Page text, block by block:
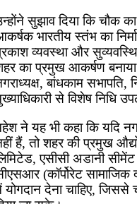
सुझाव दिया कि चौक
भारतीय स्तंभ का
व्यवस्था और
का प्रमुख आकर्षण
बांधकाम सभापति,
से विशेष निधि
ने यह भी कहा कि यदि
हैं, तो शहर की प्रमुख
एसीसी अडानी
(कॉर्पोरेट
योगदान देना चाहिए,